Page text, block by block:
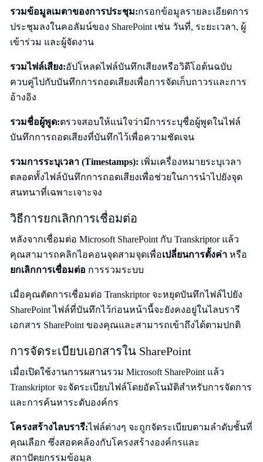
รวมข้อมูลเมตาของการประชุม:กรอกข้อมูลรายละเอียดการ
ประชุมลงในคอลัมน์ของ SharePoint เช่น วันที่, ระยะเวลา, ผู้
เข้าร่วม และผู้จัดงาน
รวมไฟล์เสียง:อัปโหลดไฟล์บันทึกเสียงหรือวิดีโอต้นฉบับ
ควบคู่ไปกับบันทึกการถอดเสียงเพื่อการจัดเก็บถาวรและการ
อ้างอิง
รวมชื่อผู้พูด:ตรวจสอบให้แน่ใจว่ามีการระบุชื่อผู้พูดในไฟล์
บันทึกการถอดเสียงที่บันทึกไว้เพื่อความชัดเจน
รวมการระบุเวลา (Timestamps): เพิ่มเครื่องหมายระบุเวลา
ตลอดทั้งไฟล์บันทึกการถอดเสียงเพื่อช่วยในการนำไปยังจุด
สนทนาที่เฉพาะเจาะจง
วิธีการยกเลิกการเชื่อมต่อ
หลังจากเชื่อมต่อ Microsoft SharePoint กับ Transkriptor แล้ว
คุณสามารถคลิกไอคอนจุดสามจุดเพื่อเปลี่ยนการตั้งค่า หรือ
ยกเลิกการเชื่อมต่อ การรวมระบบ
เมื่อคุณตัดการเชื่อมต่อ Transkriptor จะหยุดบันทึกไฟล์ไปยัง
SharePoint ไฟล์ที่บันทึกไว้ก่อนหน้านี้จะยังคงอยู่ในไลบรารี
เอกสาร SharePoint ของคุณและสามารถเข้าถึงได้ตามปกติ
การจัดระเบียบเอกสารใน SharePoint
เมื่อเปิดใช้งานการผสานรวม Microsoft SharePoint แล้ว
Transkriptor จะจัดระเบียบไฟล์โดยอัตโนมัติสำหรับการจัดการ
และการค้นหาระดับองค์กร
โครงสร้างไลบรารี:ไฟล์ต่างๆ จะถูกจัดระเบียบตามลำดับชั้นที่
คุณเลือก ซึ่งสอดคล้องกับโครงสร้างองค์กรและ
สถาปัตยกรรมข้อมูล